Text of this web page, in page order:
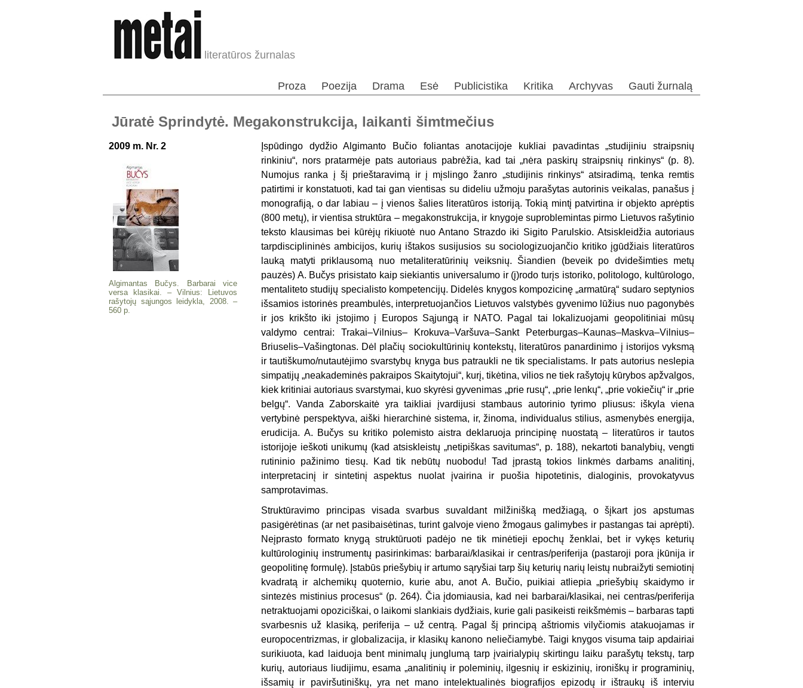
literatūros žurnalas
Proza Poezija Drama Esė Publicistika Kritika Archyvas Gauti žurnalą
Jūratė Sprindytė. Megakonstrukcija, laikanti šimtmečius
2009 m. Nr. 2
Algimantas Bučys. Barbarai vice
versa klasikai. – Vilnius: Lietuvos
rašytojų sąjungos leidykla, 2008. –
560 p.
Įspūdingo dydžio Algimanto Bučio foliantas anotacijoje kukliai pavadintas „studijiniu straipsnių
rinkiniu“, nors pratarmėje pats autoriaus pabrėžia, kad tai „nėra paskirų straipsnių rinkinys“ (p. 8).
Numojus ranka į šį prieštaravimą ir į mįslingo žanro „studijinis rinkinys“ atsiradimą, tenka remtis
patirtimi ir konstatuoti, kad tai gan vientisas su dideliu užmoju parašytas autorinis veikalas, panašus į
monografiją, o dar labiau – į vienos šalies literatūros istoriją. Tokią mintį patvirtina ir objekto aprėptis
(800 metų), ir vientisa struktūra – megakonstrukcija, ir knygoje suproblemintas pirmo Lietuvos rašytinio
teksto klausimas bei kūrėjų rikiuotė nuo Antano Strazdo iki Sigito Parulskio. Atsiskleidžia autoriaus
tarpdisciplininės ambicijos, kurių ištakos susijusios su sociologizuojančio kritiko įgūdžiais literatūros
lauką matyti priklausomą nuo metaliteratūrinių veiksnių. Šiandien (beveik po dvidešimties metų
pauzės) A. Bučys prisistato kaip siekiantis universalumo ir (į)rodo turįs istoriko, politologo, kultūrologo,
mentaliteto studijų specialisto kompetencijų. Didelės knygos kompozicinę „armatūrą“ sudaro septynios
išsamios istorinės preambulės, interpretuojančios Lietuvos valstybės gyvenimo lūžius nuo pagonybės
ir jos krikšto iki įstojimo į Europos Sąjungą ir NATO. Pagal tai lokalizuojami geopolitiniai mūsų
valdymo centrai: Trakai–Vilnius– Krokuva–Varšuva–Sankt Peterburgas–Kaunas–Maskva–Vilnius–
Briuselis–Vašingtonas. Dėl plačių sociokultūrinių kontekstų, literatūros panardinimo į istorijos vyksmą
ir tautiškumo/nutautėjimo svarstybų knyga bus patraukli ne tik specialistams. Ir pats autorius neslepia
simpatijų „neakademinės pakraipos Skaitytojui“, kurį, tikėtina, vilios ne tiek rašytojų kūrybos apžvalgos,
kiek kritiniai autoriaus svarstymai, kuo skyrėsi gyvenimas „prie rusų“, „prie lenkų“, „prie vokiečių“ ir „prie
belgų“. Vanda Zaborskaitė yra taikliai įvardijusi stambaus autorinio tyrimo pliusus: iškyla viena
vertybinė perspektyva, aiški hierarchinė sistema, ir, žinoma, individualus stilius, asmenybės energija,
erudicija. A. Bučys su kritiko polemisto aistra deklaruoja principinę nuostatą – literatūros ir tautos
istorijoje ieškoti unikumų (kad atsiskleistų „netipiškas savitumas“, p. 188), nekartoti banalybių, vengti
rutininio pažinimo tiesų. Kad tik nebūtų nuobodu! Tad įprastą tokios linkmės darbams analitinį,
interpretacinį ir sintetinį aspektus nuolat įvairina ir puošia hipotetinis, dialoginis, provokatyvus
samprotavimas.
Struktūravimo principas visada svarbus suvaldant milžinišką medžiagą, o šįkart jos apstumas
pasigėrėtinas (ar net pasibaisėtinas, turint galvoje vieno žmogaus galimybes ir pastangas tai aprėpti).
Neįprasto formato knygą struktūruoti padėjo ne tik minėtieji epochų ženklai, bet ir vykęs keturių
kultūrologinių instrumentų pasirinkimas: barbarai/klasikai ir centras/periferija (pastaroji pora įkūnija ir
geopolitinę formulę). Įstabūs priešybių ir artumo sąryšiai tarp šių keturių narių leistų nubraižyti semiotinį
kvadratą ir alchemikų quoternio, kurie abu, anot A. Bučio, puikiai atliepia „priešybių skaidymo ir
sintezės mistinius procesus“ (p. 264). Čia įdomiausia, kad nei barbarai/klasikai, nei centras/periferija
netraktuojami opoziciškai, o laikomi slankiais dydžiais, kurie gali pasikeisti reikšmėmis – barbaras tapti
svarbesnis už klasiką, periferija – už centrą. Pagal šį principą aštriomis vilyčiomis atakuojamas ir
europocentrizmas, ir globalizacija, ir klasikų kanono neliečiamybė. Taigi knygos visuma taip apdairiai
surikiuota, kad laiduoja bent minimalų junglumą tarp įvairialypių skirtingu laiku parašytų tekstų, tarp
kurių, autoriaus liudijimu, esama „analitinių ir poleminių, ilgesnių ir eskizinių, ironiškų ir programinių,
išsamių ir paviršutiniškų, yra net mano intelektualinės biografijos epizodų ir ištraukų iš interviu